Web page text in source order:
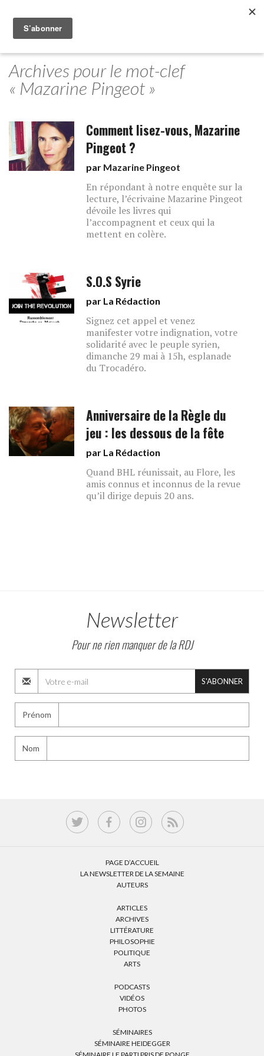
Archives pour le mot-clef
« Mazarine Pingeot »
Comment lisez-vous, Mazarine
Pingeot ?
par Mazarine Pingeot
En répondant à notre enquête sur la
lecture, l’écrivaine Mazarine Pingeot
dévoile les livres qui
l’accompagnent et ceux qui la
mettent en colère.
S.O.S Syrie
par La Rédaction
Signez cet appel et venez
manifester votre indignation, votre
solidarité avec le peuple syrien,
dimanche 29 mai à 15h, esplanade
du Trocadéro.
Anniversaire de la Règle du
jeu : les dessous de la fête
par La Rédaction
Quand BHL réunissait, au Flore, les
amis connus et inconnus de la revue
qu’il dirige depuis 20 ans.
Newsletter
Pour ne rien manquer de la RDJ
S'ABONNER
Prénom
Nom
PAGE D’ACCUEIL
LA NEWSLETTER DE LA SEMAINE
AUTEURS
ARTICLES
ARCHIVES
LITTÉRATURE
PHILOSOPHIE
POLITIQUE
ARTS
PODCASTS
VIDÉOS
PHOTOS
SÉMINAIRES
SÉMINAIRE HEIDEGGER